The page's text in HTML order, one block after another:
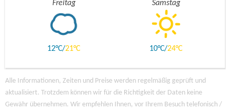
Freitag
12 21
Samstag
10 24
Alle Informationen, Zeiten und Preise werden regelmäßig geprüft und
aktualisiert. Trotzdem können wir für die Richtigkeit der Daten keine
Gewähr übernehmen. Wir empfehlen Ihnen, vor Ihrem Besuch telefonisch /